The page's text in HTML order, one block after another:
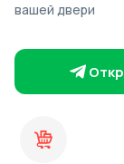
вашей двери